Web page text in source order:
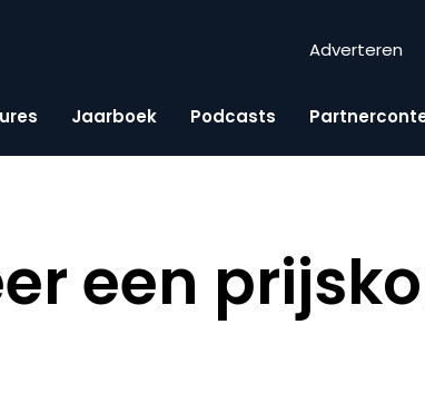
Adverteren
Jaarboek Podcasts
een